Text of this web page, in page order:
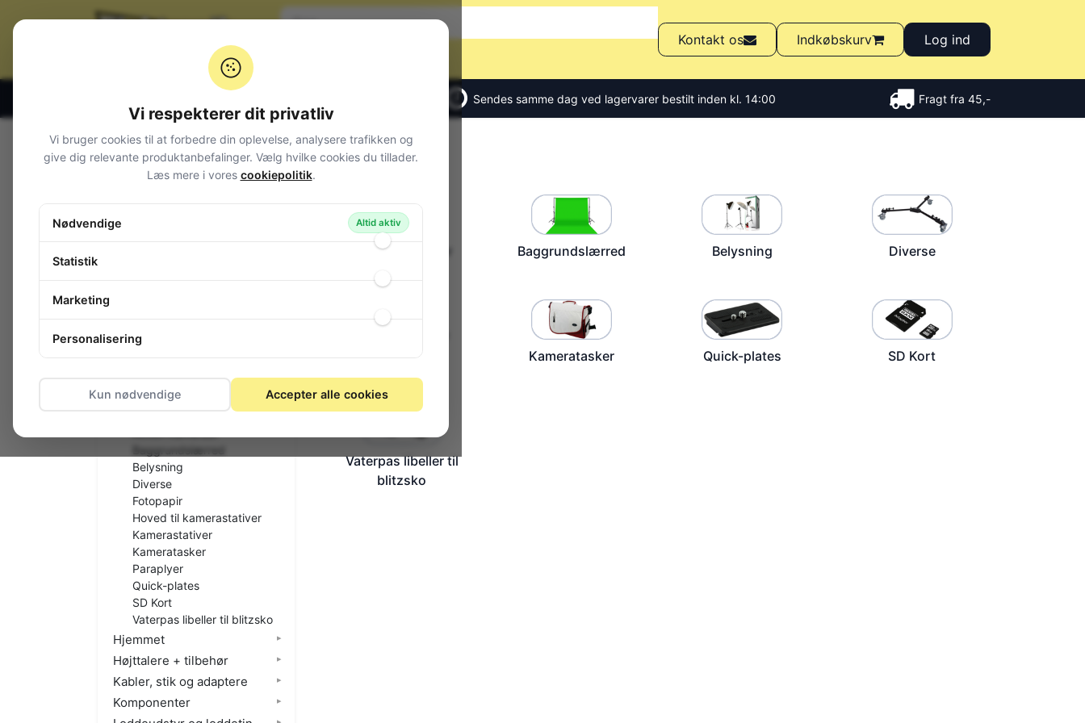
Kontakt os Indkøbskurv Log ind
Sendes samme dag ved lagervarer bestilt inden kl. 14:00 Fragt fra 45,-
Varegrupper
Alarm og overvågning
Byggesæt og moduler
El-materiel (installation)
Baggrundslærred
Belysning
Diverse
Fotopapir
Hoved til kamerastativer
Kamerastativer
Kameratasker
Paraplyer
Quick-plates
SD Kort
Vaterpas libeller til blitzsko
Hjemmet
Højttalere + tilbehør
Kabler, stik og adaptere
Komponenter
Produkter Foto
Action kameraer Baggrundslærred Belysning Diverse
Kameratasker
Quick-plates SD Kort
Vaterpas libeller til
blitzsko
Vi respekterer dit privatliv
Vi bruger cookies til at forbedre din oplevelse, analysere trafikken og
give dig relevante produktanbefalinger. Vælg hvilke cookies du tillader.
Læs mere i vores cookiepolitik.
Nødvendige Altid aktiv
Statistik
Marketing
Personalisering
Kun nødvendige Accepter alle cookies